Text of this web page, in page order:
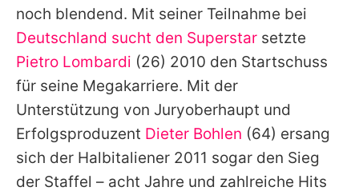
Datenschutzerklärung
Nutzungsbedingungen
Utiq verwalten
noch blendend. Mit seiner Teilnahme bei
Deutschland sucht den Superstar setzte
Pietro Lombardi (26) 2010 den Startschuss
für seine Megakarriere. Mit der
Unterstützung von Juryoberhaupt und
Erfolgsproduzent Dieter Bohlen (64) ersang
sich der Halbitaliener 2011 sogar den Sieg
der Staffel – acht Jahre und zahlreiche Hits